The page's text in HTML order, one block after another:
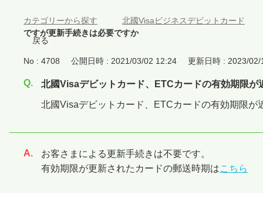
カテゴリーから探す 北國Visaビジネスデビットカード
ですが更新手続きは必要ですか
戻る
No : 4708 公開日時 : 2021/03/02 12:24 更新日時 : 2023/
北國Visaデビットカード、ETCカードの有効期限
北國Visaデビットカード、ETCカードの有効期限が
回答
お客さまによる更新手続きは不要です。
有効期限が更新されたカードの郵送時期はこちら